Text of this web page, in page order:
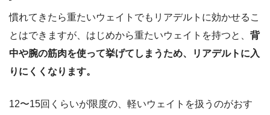
慣れてきたら重たいウェイトでもリアデルトに効かせるこ
とはできますが、はじめから重たいウェイトを持つと、 背
中や腕の筋肉を使って挙げてしまうため、リアデルトに入
りにくくなります。
12〜15回くらいが限度の、軽いウェイトを扱うのがおす